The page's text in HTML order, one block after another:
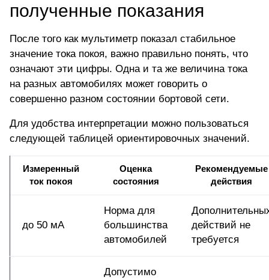
полученные показания
После того как мультиметр показал стабильное
значение тока покоя, важно правильно понять, что
означают эти цифры. Одна и та же величина тока
на разных автомобилях может говорить о
совершенно разном состоянии бортовой сети.
Для удобства интерпретации можно пользоваться
следующей таблицей ориентировочных значений.
Измеренный
ток покоя
Оценка
состояния
Рекомендуемые
действия
до 50 мА
Норма для
большинства
автомобилей
действий не
требуется
Допустимо